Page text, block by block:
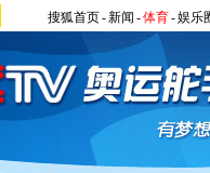
搜狐首页-新闻 -体育-娱乐